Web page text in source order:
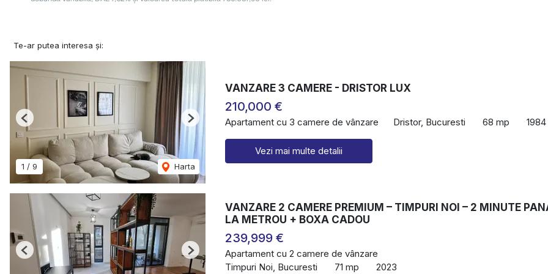
Te-ar putea interesa și:
1 / 9 Harta
Previous Next
VANZARE 3 CAMERE - DRISTOR LUX
210,000 €
Apartament cu 3 camere de vânzare Dristor, Bucuresti 68 mp 1984
Vezi mai multe detalii
Previous Next
VANZARE 2 CAMERE PREMIUM – TIMPURI NOI – 2 MINUTE
LA METROU + BOXA CADOU
239,999 €
Apartament cu 2 camere de vânzare
Timpuri Noi, Bucuresti
71 mp 2023